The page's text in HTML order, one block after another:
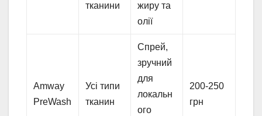
тканини
жиру та
олії
Amway
PreWash
Усі типи
тканин
Спрей,
зручний
для
локальн
ого
200-250
грн